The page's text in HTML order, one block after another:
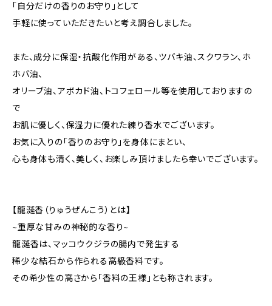
「自分だけの香りのお守り」として
手軽に使っていただきたいと考え調合しました。
また、成分に保湿・抗酸化作用がある、ツバキ油、スクワラン、ホ
ホバ油、
オリーブ油、アボカド油、トコフェロール等を使用しておりますの
で
お肌に優しく、保湿力に優れた練り香水でございます。
お気に入りの「香りのお守り」を身体にまとい、
心も身体も清く、美しく、お楽しみ頂けましたら幸いでございます。
【龍涎香（りゅうぜんこう）とは】
~重厚な甘みの神秘的な香り~
龍涎香は、マッコウクジラの腸内で発生する
稀少な結石から作られる高級香料です。
その希少性の高さから「香料の王様」とも称されます。